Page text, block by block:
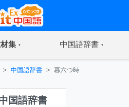
集(current) 中国語辞書(current)
中国語辞書 暮六つ時
国語辞書